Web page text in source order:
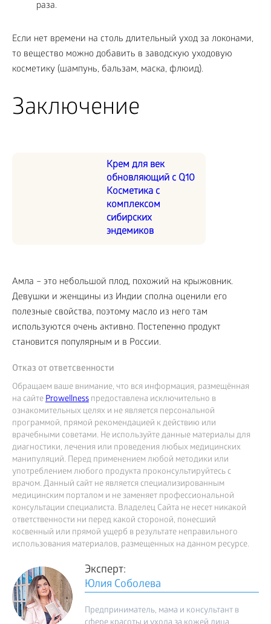
раза.
Если нет времени на столь длительный уход за локонами,
то вещество можно добавить в заводскую уходовую
косметику (шампунь, бальзам, маска, флюид).
Заключение
Крем для век
обновляющий с Q10
Косметика с
комплексом
сибирских
эндемиков
Амла – это небольшой плод, похожий на крыжовник.
Девушки и женщины из Индии сполна оценили его
полезные свойства, поэтому масло из него там
используются очень активно. Постепенно продукт
становится популярным и в России.
Отказ от ответсвенности
Обращаем ваше внимание, что вся информация, размещённая
на сайтеProwellness предоставлена исключительно в
ознакомительных целях и не является персональной
программой, прямой рекомендацией к действию или
врачебными советами. Не используйте данные материалы для
диагностики, лечения или проведения любых медицинских
манипуляций. Перед применением любой методики или
употреблением любого продукта проконсультируйтесь с
врачом. Данный сайт не является специализированным
медицинским порталом и не заменяет профессиональной
консультации специалиста. Владелец Сайта не несет никакой
ответственности ни перед какой стороной, понесший
косвенный или прямой ущерб в результате неправильного
использования материалов, размещенных на данном ресурсе.
Эксперт:
Юлия Соболева
Предприниматель, мама и консультант в